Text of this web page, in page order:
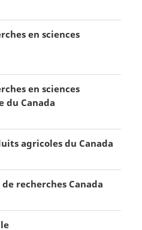
en sciences
en sciences
du Canada
agricoles du Canada
recherches Canada